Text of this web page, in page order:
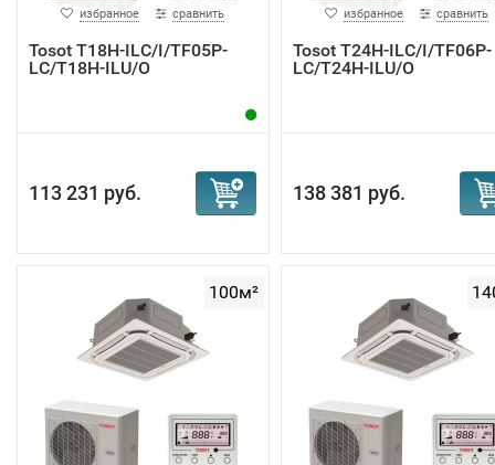
избранное сравнить
Tosot T18H-ILC/I/TF05P-
LC/T18H-ILU/O
113 231 руб.
избранное сравнить
Tosot T24H-ILC/I/TF06P-
LC/T24H-ILU/O
138 381 руб.
100м²